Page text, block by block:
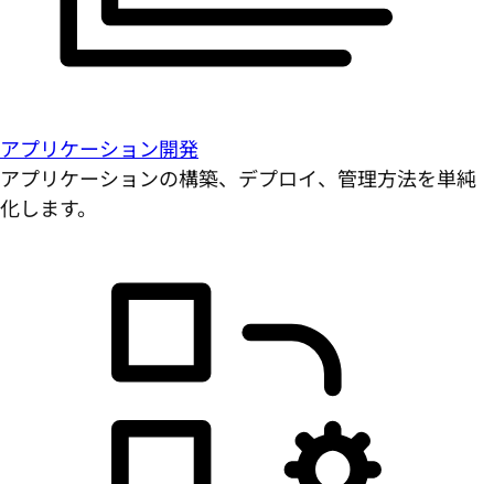
アプリケーション開発
アプリケーションの構築、デプロイ、管理方法を単純
化します。